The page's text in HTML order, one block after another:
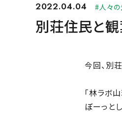
2022.04.04 #人々
別荘住民と
今回、別
「林ラボ
ぼーっと